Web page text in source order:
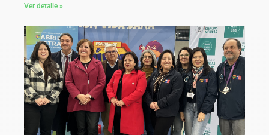
Ver detalle »